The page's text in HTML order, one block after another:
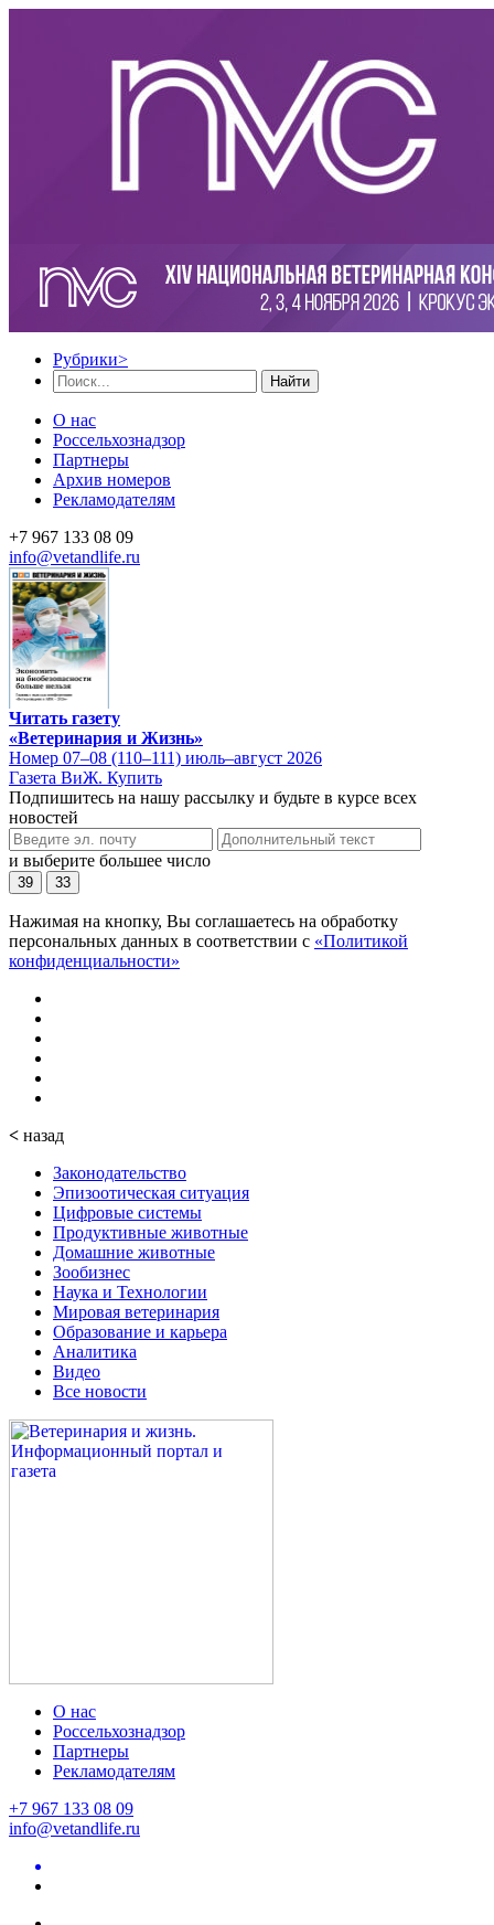
Рубрики>
Найти
О нас
Россельхознадзор
Партнеры
Архив номеров
Рекламодателям
+7 967 133 08 09
info@vetandlife.ru
Читать газету
«Ветеринария и Жизнь»
Номер 07–08 (110–111) июль–август 2026
Газета ВиЖ. Купить
Подпишитесь на нашу рассылку и будьте в курсе всех
новостей
и выберите большее число
39 33
Нажимая на кнопку, Вы соглашаетесь на обработку
персональных данных в соответствии с «Политикой
конфиденциальности»
< назад
Законодательство
Эпизоотическая ситуация
Цифровые системы
Продуктивные животные
Домашние животные
Зообизнес
Наука и Технологии
Мировая ветеринария
Образование и карьера
Аналитика
Видео
Все новости
О нас
Россельхознадзор
Партнеры
Рекламодателям
+7 967 133 08 09
info@vetandlife.ru